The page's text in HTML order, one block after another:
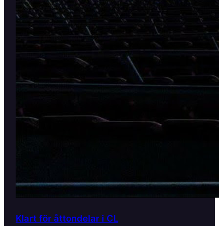
Klart för åttondelar i CL